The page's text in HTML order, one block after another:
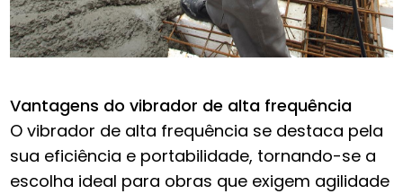
Vantagens do vibrador de alta frequência
O vibrador de alta frequência se destaca pela
sua eficiência e portabilidade, tornando-se a
escolha ideal para obras que exigem agilidade